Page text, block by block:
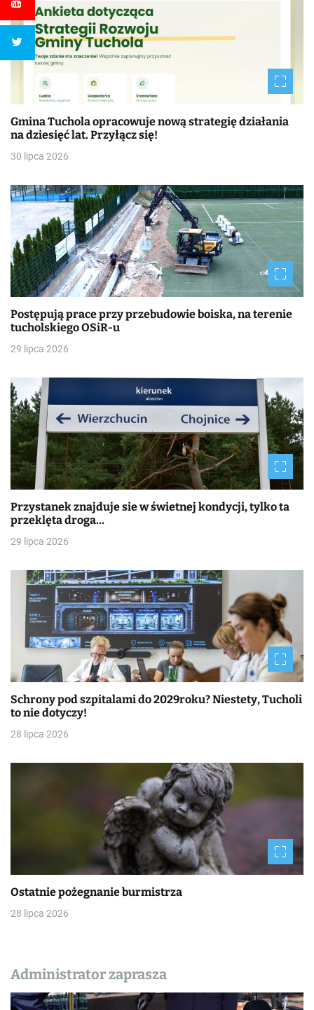
Gmina Tuchola opracowuje nową strategię działania
na dziesięć lat. Przyłącz się!
30 lipca 2026
Postępują prace przy przebudowie boiska, na terenie
tucholskiego OSiR-u
29 lipca 2026
Przystanek znajduje sie w świetnej kondycji, tylko ta
przeklęta droga…
29 lipca 2026
Schrony pod szpitalami do 2029roku? Niestety, Tucholi
to nie dotyczy!
28 lipca 2026
Ostatnie pożegnanie burmistrza
28 lipca 2026
Administrator zaprasza